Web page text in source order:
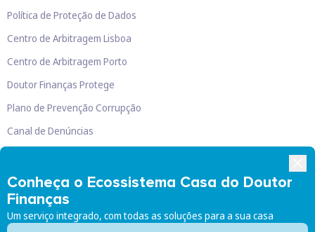
Conheça o Ecossistema Casa do Doutor
Finanças
Um serviço integrado, com todas as soluções para a sua casa
Política de Proteção de Dados
Centro de Arbitragem Lisboa
Centro de Arbitragem Porto
Doutor Finanças Protege
Plano de Prevenção Corrupção
Canal de Denúncias
Doutor Finanças, Lda